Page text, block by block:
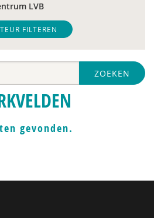
LVB
m.m.v. Stichting
FILTEREN
ZOEKEN
gevonden.